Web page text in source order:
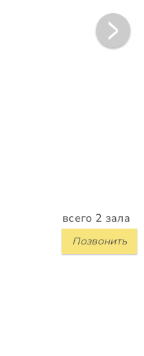
всего 2 зала
Позвонить